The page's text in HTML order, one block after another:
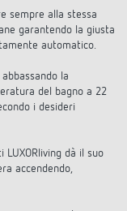
di
sempre alla stessa
garantendo la giusta
automatico.
la
del bagno a 22
i desideri
dà il suo
accendendo,